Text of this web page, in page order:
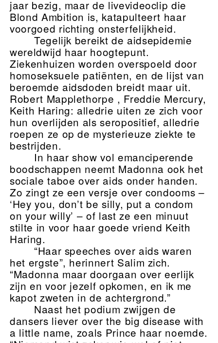
jaar bezig, maar de livevideoclip die
Blond Ambition is, katapulteert haar
voorgoed richting onsterfelijkheid.
Tegelijk bereikt de aidsepidemie
wereldwijd haar hoogtepunt.
Ziekenhuizen worden overspoeld door
homoseksuele patiënten, en de lijst van
beroemde aidsdoden breidt maar uit.
Robert Mapplethorpe , Freddie Mercury,
Keith Haring: alledrie uiten ze zich voor
hun overlijden als seropositief, alledrie
roepen ze op de mysterieuze ziekte te
bestrijden.
In haar show vol emanciperende
boodschappen neemt Madonna ook het
sociale taboe over aids onder handen.
Zo zingt ze een versje over condooms –
‘Hey you, don’t be silly, put a condom
on your willy’ – of last ze een minuut
stilte in voor haar goede vriend Keith
Haring.
“Haar speeches over aids waren
het ergste”, herinnert Salim zich.
“Madonna maar doorgaan over eerlijk
zijn en voor jezelf opkomen, en ik me
kapot zweten in de achtergrond.”
Naast het podium zwijgen de
dansers liever over the big disease with
a little name, zoals Prince haar noemde.